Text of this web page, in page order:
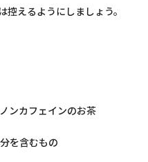
えるようにしましょう。
ンカフェインのお茶
を含むもの